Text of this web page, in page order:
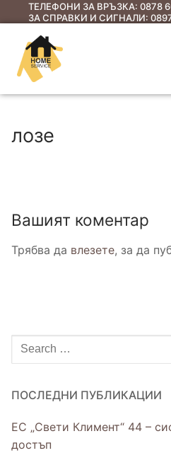
ТЕЛЕФОНИ ЗА ВРЪЗКА: 0878
ЗА СПРАВКИ И СИГНАЛИ:
Начало
Услуги
Уведомления за
проведени събрания
Нормативни документи
Фирми за асансьорна
Обяви
Съобщения
лозе
Вашият коментар
Трябва да влезете, за да
ПОСЛЕДНИ ПУБЛИКАЦИИ
ЕС „Свети Климент“ 44 –
достъп